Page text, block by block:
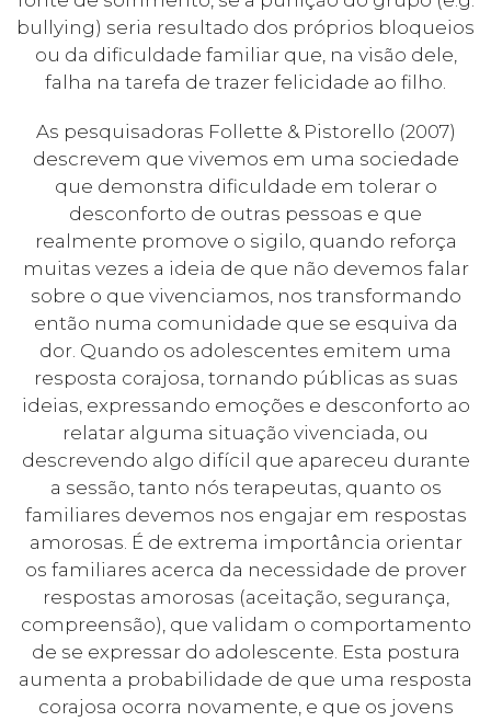
bullying) seria resultado dos próprios bloqueios
ou da dificuldade familiar que, na visão dele,
falha na tarefa de trazer felicidade ao filho.
As pesquisadoras Follette & Pistorello (2007)
descrevem que vivemos em uma sociedade
que demonstra dificuldade em tolerar o
desconforto de outras pessoas e que
realmente promove o sigilo, quando reforça
muitas vezes a ideia de que não devemos falar
sobre o que vivenciamos, nos transformando
então numa comunidade que se esquiva da
dor. Quando os adolescentes emitem uma
resposta corajosa, tornando públicas as suas
ideias, expressando emoções e desconforto ao
relatar alguma situação vivenciada, ou
descrevendo algo difícil que apareceu durante
a sessão, tanto nós terapeutas, quanto os
familiares devemos nos engajar em respostas
amorosas. É de extrema importância orientar
os familiares acerca da necessidade de prover
respostas amorosas (aceitação, segurança,
compreensão), que validam o comportamento
de se expressar do adolescente. Esta postura
aumenta a probabilidade de que uma resposta
corajosa ocorra novamente, e que os jovens